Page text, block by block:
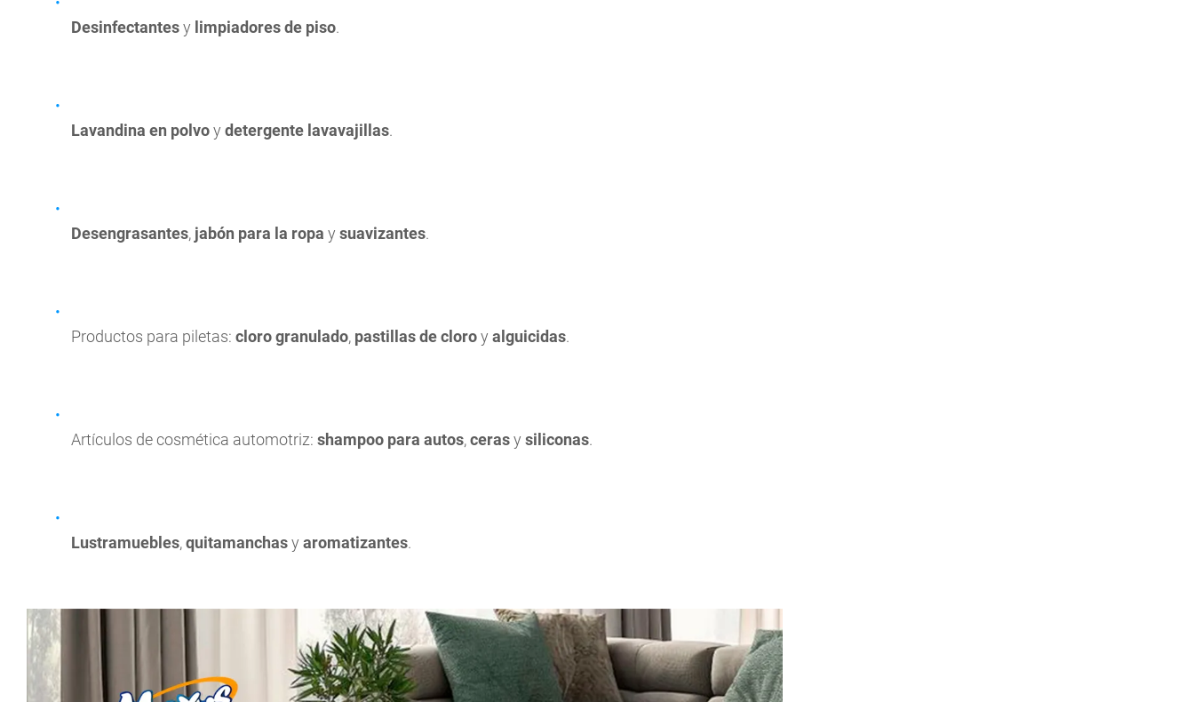
Desinfectantesy limpiadores de piso.
Lavandina en polvoy detergente lavavajillas.
Desengrasantes, jabón para la ropa y suavizantes.
Productos para piletas: cloro granulado, pastillas de cloroy alguicidas.
Artículos de cosmética automotriz: shampoo para autos,cerasy siliconas.
Lustramuebles,quitamanchasy aromatizantes.